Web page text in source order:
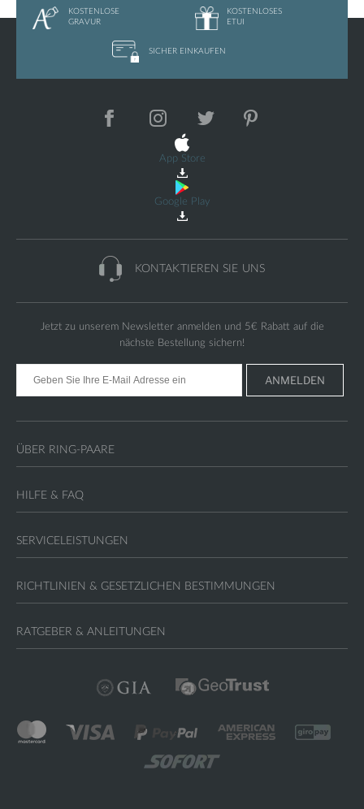
KOSTENLOSE
GRAVUR
KOSTENLOSES
ETUI
SICHER EINKAUFEN
App Store
Google Play
Jetzt zu unserem Newsletter anmelden und 5€ Rabatt auf die
nächste Bestellung sichern!
ANMELDEN
KONTAKTIEREN SIE UNS
ÜBER RING-PAARE
HILFE & FAQ
SERVICELEISTUNGEN
RICHTLINIEN & GESETZLICHEN BESTIMMUNGEN
RATGEBER & ANLEITUNGEN